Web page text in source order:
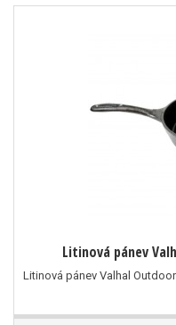
Litinová pánev
Litinová pánev Valhal